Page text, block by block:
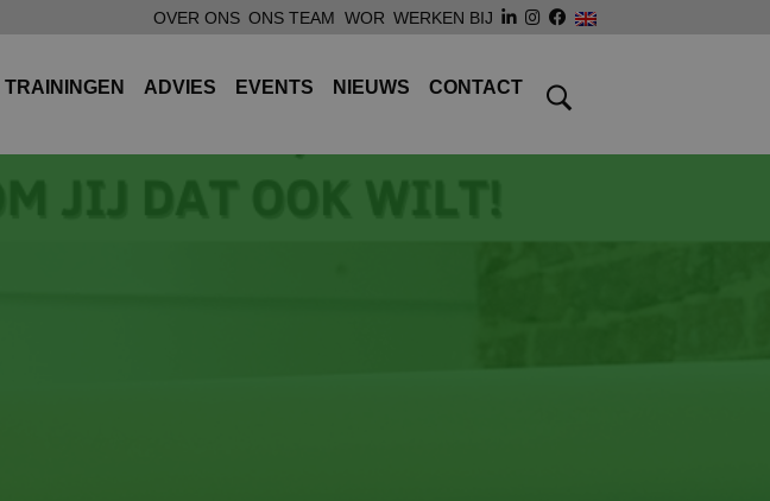
OVER ONS ONS TEAM WOR WERKEN BIJ
TRAININGEN ADVIES EVENTS NIEUWS CONTACT